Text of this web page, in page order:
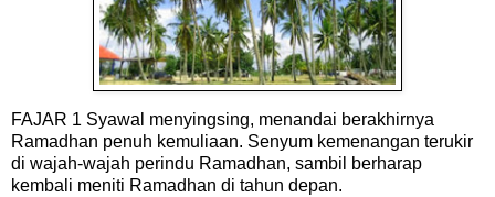
FAJAR 1 Syawal menyingsing, menandai berakhirnya
Ramadhan penuh kemuliaan. Senyum kemenangan terukir
di wajah-wajah perindu Ramadhan, sambil berharap
kembali meniti Ramadhan di tahun depan.